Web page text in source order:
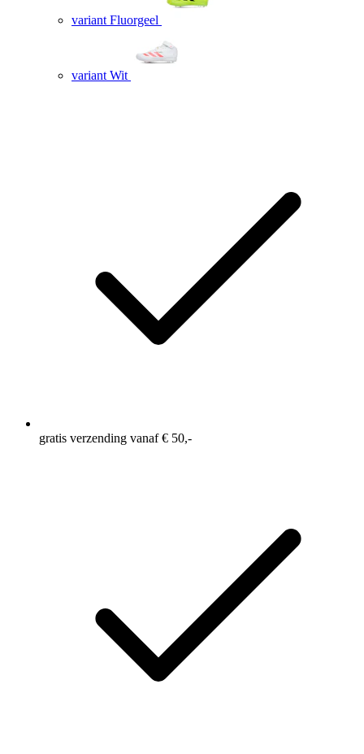
variant Fluorgeel
variant Wit
gratis verzending vanaf € 50,-